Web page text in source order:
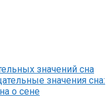
значений сна
значения сна:
о сене